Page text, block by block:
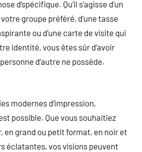
d’spécifique. Qu’il s’agisse d’un
groupe préféré, d’une tasse
ou d’une carte de visite qui
identité, vous êtes sûr d’avoir
d’autre ne possède.
modernes d’impression,
possible. Que vous souhaitiez
en grand ou petit format, en noir et
éclatantes, vos visions peuvent